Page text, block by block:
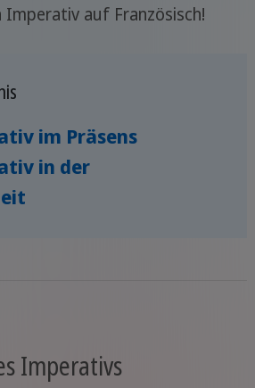
Imperativ auf Französisch!
im Präsens
in der
Imperativs